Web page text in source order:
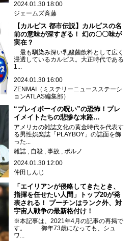
2024.01.30 18:00
ジェームズ斉藤
【カルピス 都市伝説】カルピスの名
前の意味が深すぎる！ 幻の〇〇味が
実在？
最も馴染み深い乳酸菌飲料として広く
浸透しているカルピス。大正時代である
1...
2024.01.30 16:00
ZENMAI（ミステリーニュースステーシ
ョンATLAS編集部）
“プレイボーイの呪い”の恐怖！プレ
イメイトたちの悲惨な末路…
アメリカの雑誌文化の黄金時代を代表す
る男性娯楽誌「PLAYBOY」の誌面を飾
った...
雑誌
自殺 事故
ポルノ
2024.01.30 12:00
仲田しんじ
「エイリアンが侵略してきたとき、
指揮を任せたい人間」トップ20が発
表される！ プーチンはランク外、対
宇宙人戦争の最新格付け！
※本記事は、2021年4月の記事の再掲で
す。 御年73歳になっても、シュ
ワ...